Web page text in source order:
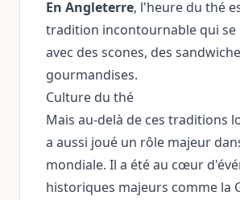
En Angleterre, l'heure du thé
tradition incontournable qui se
avec des scones, des
gourmandises.
Culture du thé
Mais au-delà de ces traditions
a aussi joué un rôle majeur
mondiale. Il a été au cœur
historiques majeurs comme la